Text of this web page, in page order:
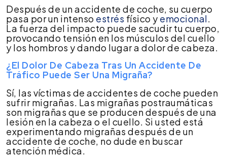
Después de un accidente de coche, su cuerpo
pasa por un intenso estrés físico y emocional.
La fuerza del impacto puede sacudir tu cuerpo,
provocando tensión en los músculos del cuello
y los hombros y dando lugar a dolor de cabeza.
¿El Dolor De Cabeza Tras Un Accidente De
Tráfico Puede Ser Una Migraña?
Sí, las víctimas de accidentes de coche pueden
sufrir migrañas. Las migrañas postraumáticas
son migrañas que se producen después de una
lesión en la cabeza o el cuello. Si usted está
experimentando migrañas después de un
accidente de coche, no dude en buscar
atención médica.